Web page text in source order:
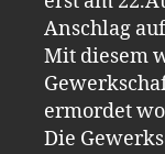
Anschlag
Mit diesem
ermordet
Die